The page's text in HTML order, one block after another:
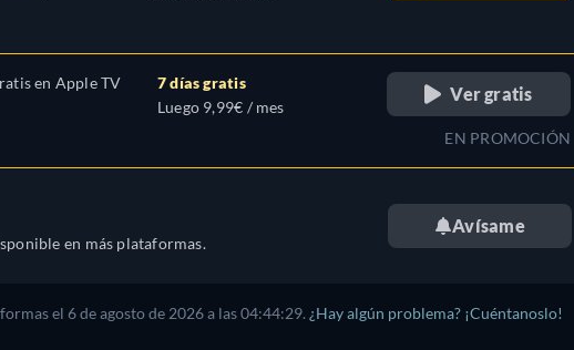
en Apple TV
7 días gratis
Luego 9,99€ / mes
Ver gratis
EN PROMOCIÓN
en más plataformas.
Avísame
el 6 de agosto de 2026a las04:44:29. ¿Hay algún problema? ¡Cuéntanoslo!